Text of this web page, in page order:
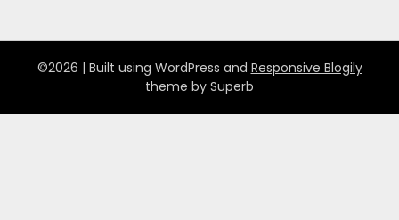
©2026 | Built using WordPress and Responsive Blogily
theme by Superb